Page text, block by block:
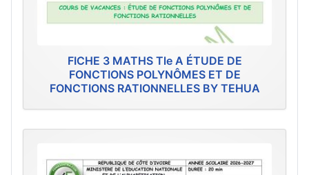
FICHE 3 MATHS Tle A ÉTUDE DE
FONCTIONS POLYNÔMES ET DE
FONCTIONS RATIONNELLES BY TEHUA